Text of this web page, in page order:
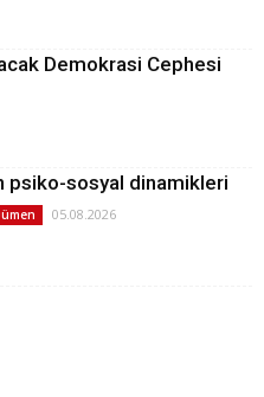
Demokrasi Cephesi
psiko-sosyal dinamikleri
05.08.2026